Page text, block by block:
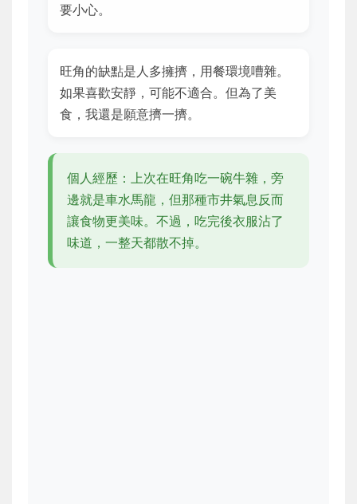
要小心。
旺角的缺點是人多擁擠，用餐環境嘈雜。
如果喜歡安靜，可能不適合。但為了美
食，我還是願意擠一擠。
個人經歷：上次在旺角吃一碗牛雜，旁
邊就是車水馬龍，但那種市井氣息反而
讓食物更美味。不過，吃完後衣服沾了
味道，一整天都散不掉。